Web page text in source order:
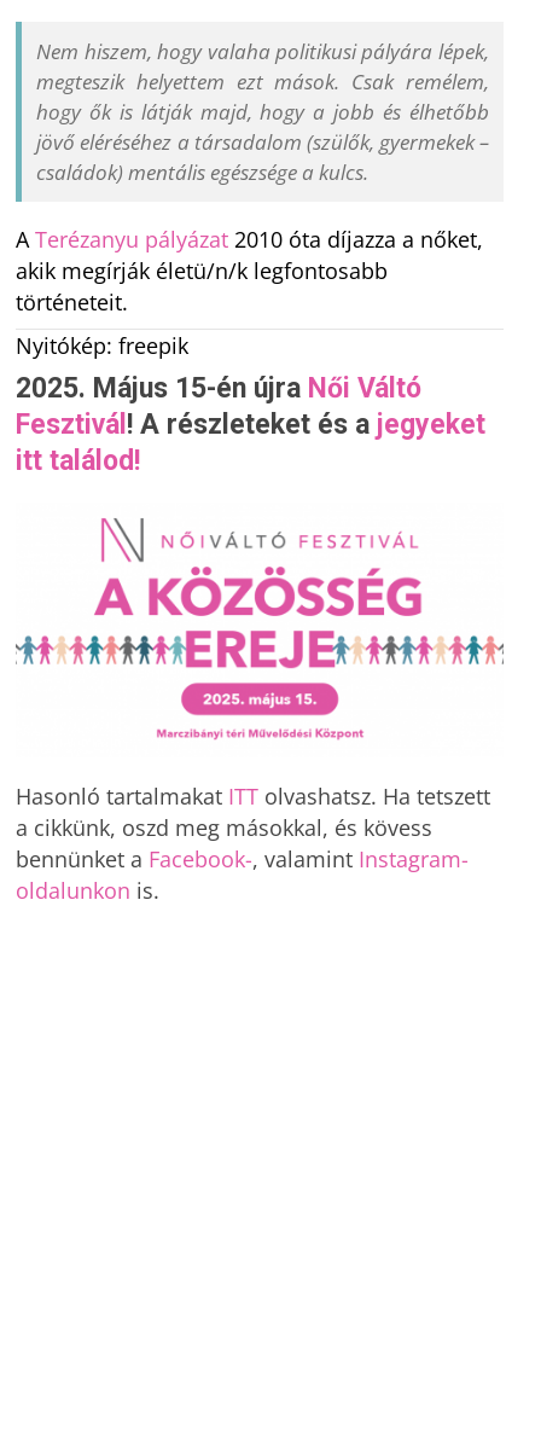
Nem hiszem, hogy valaha politikusi pályára lépek,
megteszik helyettem ezt mások. Csak remélem,
hogy ők is látják majd, hogy a jobb és élhetőbb
jövő eléréséhez a társadalom (szülők, gyermekek –
családok) mentális egészsége a kulcs.
ATerézanyu pályázat 2010 óta díjazza a nőket,
akik megírják életü/n/k legfontosabb
történeteit.
Nyitókép: freepik
2025. Május 15-én újra Női Váltó
Fesztivál! A részleteket és a jegyeket
itt találod!
Hasonló tartalmakat ITT olvashatsz. Ha tetszett
a cikkünk, oszd meg másokkal, és kövess
bennünket a Facebook-, valamint Instagram-
oldalunkon is.